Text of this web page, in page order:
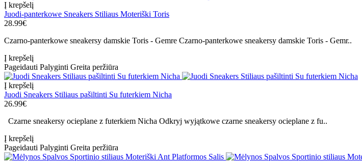
Į krepšelį
Juodi-panterkowe Sneakers Stiliaus Moteriški Toris
28.99€
Czarno-panterkowe sneakersy damskie Toris - Gemre Czarno-panterkowe sneakersy damskie Toris - Gemr..
Į krepšelį
Pageidauti Palyginti Greita peržiūra
Į krepšelį
Juodi Sneakers Stiliaus pašiltinti Su futerkiem Nicha
26.99€
Czarne sneakersy ocieplane z futerkiem Nicha Odkryj wyjątkowe czarne sneakersy ocieplane z fu..
Į krepšelį
Pageidauti Palyginti Greita peržiūra